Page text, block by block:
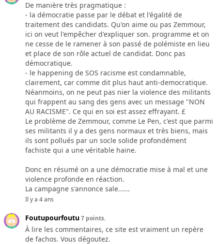
De manière très pragmatique :
- la démocratie passe par le débat et l'égalité de
traitement des candidats. Qu'on aime ou pas Zemmour,
ici on veut l'empêcher d'expliquer son. programme et on
ne cesse de le ramener à son passé de polémiste en lieu
et place de son rôle actuel de candidat. Donc pas
démocratique.
- le happening de SOS racisme est condamnable,
clairement, car comme dit plus haut anti-democratique.
Néanmoins, on ne peut pas nier la violence des militants
qui frappent au sang des gens avec un message "NON
AU RACISME". Ce qui en soi est assez effrayant. £
Le problème de Zemmour, comme Le Pen, c'est que parmi
ses militants il y a des gens normaux et très biens, mais
ils sont pollués par un socle solide profondément
fachiste qui a une véritable haine.
Donc en résumé on a une démocratie mise à mal et une
violence profonde en réaction.
La campagne s'annonce sale......
Il y a 4 ans
Foutupourfoutu7 points.
À lire les commentaires, ce site est vraiment un repère
de fachos. Vous dégoutez.